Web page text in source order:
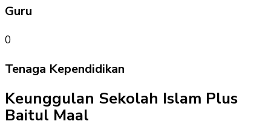
Guru
0
Tenaga Kependidikan
Keunggulan Sekolah Islam Plus
Baitul Maal